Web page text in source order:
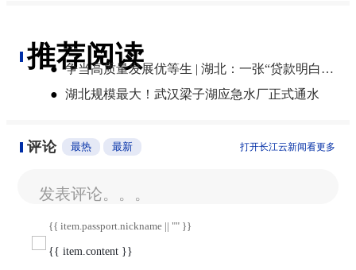
推荐阅读
●
争当高质量发展优等生 | 湖北：一张“贷款明白纸”算清融资成本账
● 湖北规模最大！武汉梁子湖应急水厂正式通水
评论 最热 最新 打开长江云新闻看更多
发表评论。。。
{{ item.passport.nickname || "" }}
{{ item.content }}